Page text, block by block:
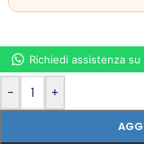
- +
Richiedi assistenza